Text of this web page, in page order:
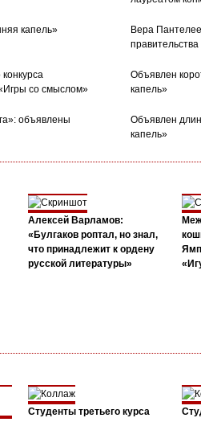
капель»
Вера
со смыслом»
Объявлен
капель»
объявлены
Объявлен
капель»
Алексей Варламов:
«Булгаков роптал, но знал,
что принадлежит к ордену
русской литературы»
Студенты третьего курса